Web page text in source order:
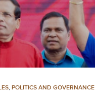
, POLITICS AND GOVERNANCE